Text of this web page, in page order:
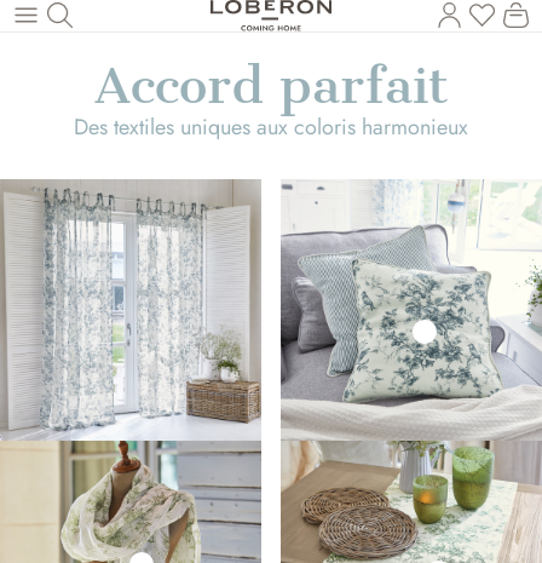
Revenir au contenu principal
Vous
Accord parfait
Des textiles uniques aux coloris harmonieux